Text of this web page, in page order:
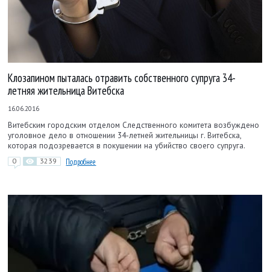
Клозапином пыталась отравить собственного супруга 34-
летняя жительница Витебска
16.06.2016
Витебским городским отделом Следственного комитета возбуждено
уголовное дело в отношении 34-летней жительницы г. Витебска,
которая подозревается в покушении на убийство своего супруга.
0 3239 Подробнее